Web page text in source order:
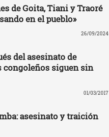
de Goita, Tiani y Traoré
en el pueblo»
26/09/2024
del asesinato de
congoleños siguen sin
01/03/2017
asesinato y traición